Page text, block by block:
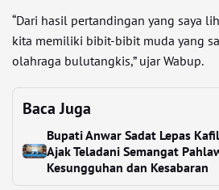
“Dari hasil pertandingan yang saya
kita memiliki bibit-bibit muda yang
olahraga bulutangkis,” ujar Wabup.
Baca Juga
Bupati Anwar Sadat Lepas
Ajak Teladani Semangat
Kesungguhan dan Kesabaran